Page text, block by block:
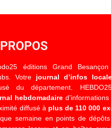
éditions Grand
Votre journal d’infos
du département.
hebdomadaired’informations
diffusé à plus de 110 000
semaine en points de